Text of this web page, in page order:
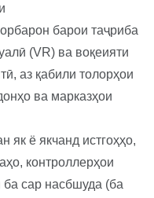
барои таҷриба
(VR) ва воқеияти
аз қабили толорҳои
ва марказҳои
як ё якчанд истгоҳҳо,
контроллерҳои
ба сар насбшуда (ба